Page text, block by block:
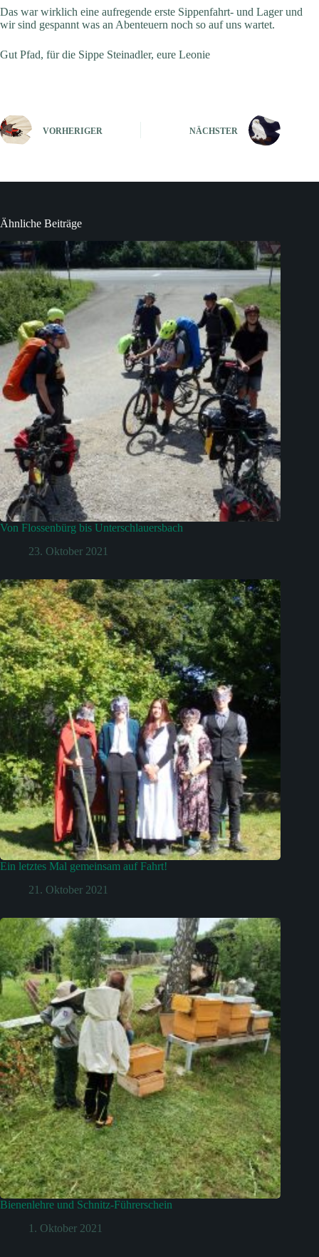
Das war wirklich eine aufregende erste Sippenfahrt- und Lager und
wir sind gespannt was an Abenteuern noch so auf uns wartet.
Gut Pfad, für die Sippe Steinadler, eure Leonie
VORHERIGER NÄCHSTER
Ähnliche Beiträge
Von Flossenbürg bis Unterschlauersbach
23. Oktober 2021
Ein letztes Mal gemeinsam auf Fahrt!
21. Oktober 2021
Bienenlehre und Schnitz-Führerschein
1. Oktober 2021